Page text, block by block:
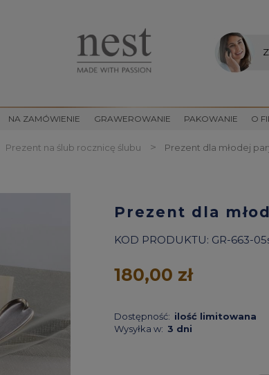
NA ZAMÓWIENIE GRAWEROWANIE PAKOWANIE O
Prezent na ślub rocznicę ślubu > Prezent dla młodej
Prezent dla
KOD PRODUKTU: GR-663-
Dostępność: ilość limitowana
Wysyłka w: 3 dni
180,00 zł